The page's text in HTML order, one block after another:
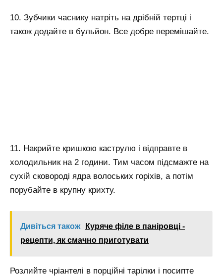
10. Зубчики часнику натріть на дрібній тертці і
також додайте в бульйон. Все добре перемішайте.
11. Накрийте кришкою каструлю і відправте в
холодильник на 2 години. Тим часом підсмажте на
сухій сковороді ядра волоських горіхів, а потім
порубайте в крупну крихту.
Дивіться також
Куряче філе в паніровці -
рецепти, як смачно приготувати
Розлийте чріантелі в порційні тарілки і посипте